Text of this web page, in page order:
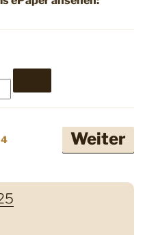
Seitennummerierung
4 Weiter